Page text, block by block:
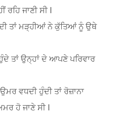
ਜਾਣੀ ਸੀ l
ਤਾਂ ਮੜ੍ਹੀਆਂ ਨੇ ਕੁੱਤਿਆਂ ਨੂੰ ਉਥੇ
ਤਾਂ ਉਨ੍ਹਾਂ ਦੇ ਆਪਣੇ ਪਰਿਵਾਰ
ਵਧਦੀ ਹੁੰਦੀ ਤਾਂ ਰੋਜ਼ਾਨਾ
ਹੋ ਜਾਣੇ ਸੀ l